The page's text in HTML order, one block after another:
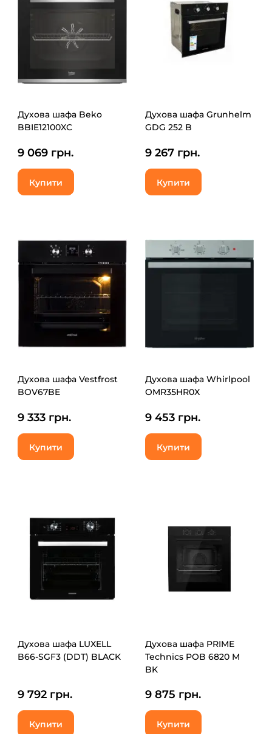
Духова шафа Beko
BBIE12100XC
9 069 грн.
Купити
Духова шафа Grunhelm
GDG 252 B
9 267 грн.
Купити
Духова шафа Vestfrost
BOV67BE
9 333 грн.
Купити
Духова шафа Whirlpool
OMR35HR0X
9 453 грн.
Купити
Духова шафа LUXELL
B66-SGF3 (DDT) BLACK
9 792 грн.
Купити
Духова шафа PRIME
Technics POB 6820 M
BK
9 875 грн.
Купити